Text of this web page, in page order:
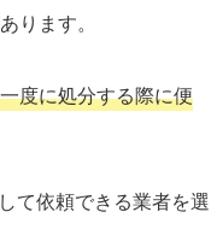
ります。
度に処分する際に便
て依頼できる業者を選